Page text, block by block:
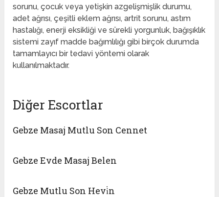
sorunu, çocuk veya yetişkin azgelişmişlik durumu,
adet ağrısı, çeşitli eklem ağrısı, artrit sorunu, astım
hastalığı, enerji eksikliği ve sürekli yorgunluk, bağışıklık
sistemi zayıf madde bağımlılığı gibi birçok durumda
tamamlayıcı bir tedavi yöntemi olarak
kullanılmaktadır.
Diğer Escortlar
Gebze Masaj Mutlu Son Cennet
Gebze Evde Masaj Belen
Gebze Mutlu Son Hevi̇n